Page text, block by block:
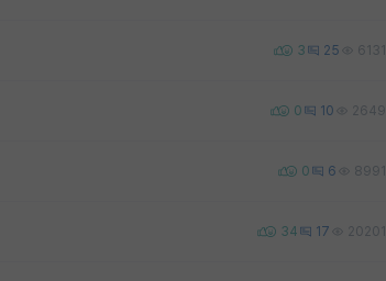
3 25 6131
0 10 2649
0 6 8991
34 17 20201